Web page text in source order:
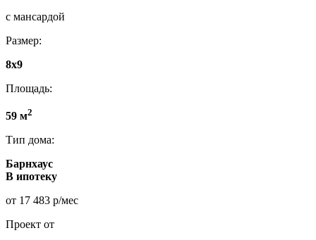
с мансардой
Размер:
8x9
Площадь:
59 м2
Тип дома:
Барнхаус
В ипотеку
от 17 483 р/мес
Проект от